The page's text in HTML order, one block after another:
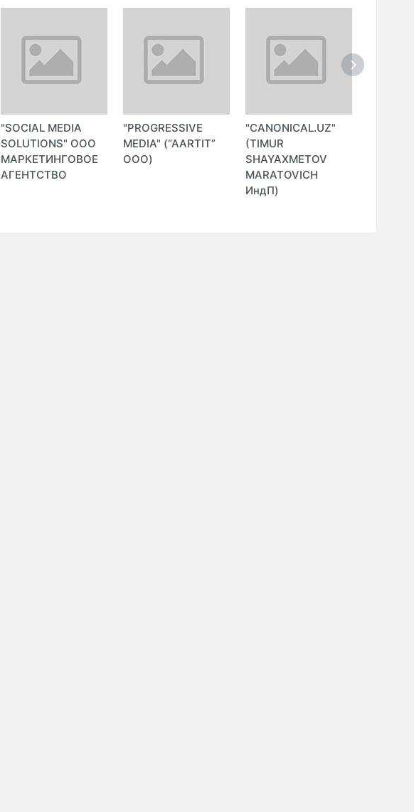
"SOCIAL MEDIA
SOLUTIONS" ООО
МАРКЕТИНГОВОЕ
АГЕНТСТВО
"PROGRESSIVE
MEDIA" (“AARTIT”
ООО)
"CANONICAL.UZ"
(TIMUR
SHAYAXMETOV
MARATOVICH
ИндП)